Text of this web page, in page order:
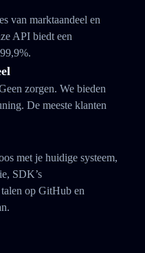
van marktaandeel en
API biedt een
zorgen. We bieden
De meeste klanten
met je huidige systeem,
SDK’s
op GitHub en